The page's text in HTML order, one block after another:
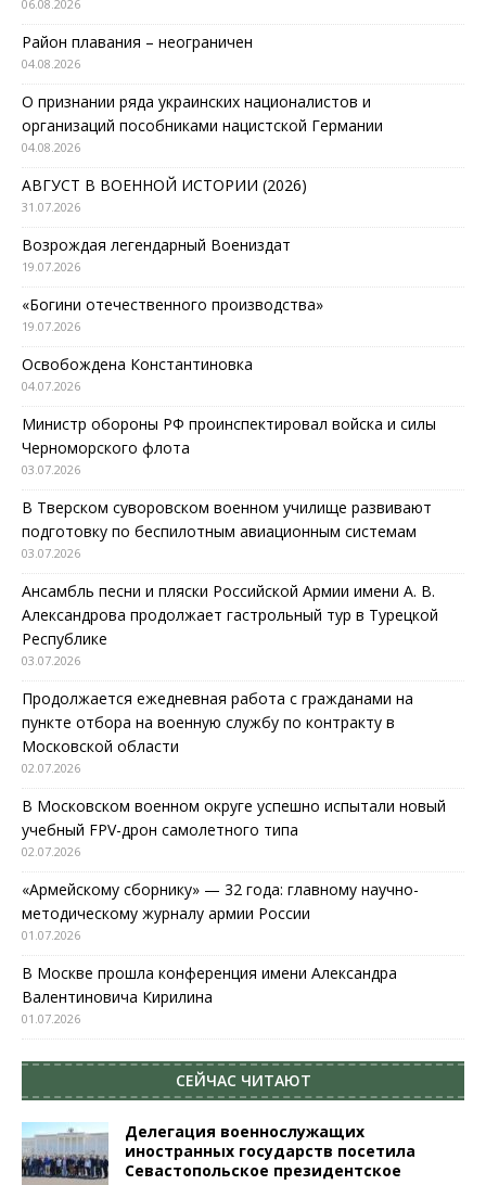
06.08.2026
Район плавания – неограничен
04.08.2026
О признании ряда украинских националистов и
организаций пособниками нацистской Германии
04.08.2026
АВГУСТ В ВОЕННОЙ ИСТОРИИ (2026)
31.07.2026
Возрождая легендарный Воениздат
19.07.2026
«Богини отечественного производства»
19.07.2026
Освобождена Константиновка
04.07.2026
Министр обороны РФ проинспектировал войска и силы
Черноморского флота
03.07.2026
В Тверском суворовском военном училище развивают
подготовку по беспилотным авиационным системам
03.07.2026
Ансамбль песни и пляски Российской Армии имени А. В.
Александрова продолжает гастрольный тур в Турецкой
Республике
03.07.2026
Продолжается ежедневная работа с гражданами на
пункте отбора на военную службу по контракту в
Московской области
02.07.2026
В Московском военном округе успешно испытали новый
учебный FPV-дрон самолетного типа
02.07.2026
«Армейскому сборнику» — 32 года: главному научно-
методическому журналу армии России
01.07.2026
В Москве прошла конференция имени Александра
Валентиновича Кирилина
01.07.2026
СЕЙЧАС ЧИТАЮТ
Делегация военнослужащих
иностранных государств посетила
Севастопольское президентское